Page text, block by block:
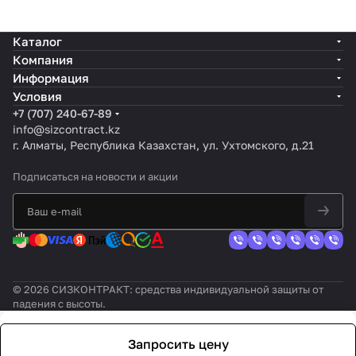
Запросить цену
Каталог
Компания
Информация
Условия
+7 (707) 240-67-89
info@sizcontract.kz
г. Алматы, Республика Казахстан, ул. Ухтомского, д.21
Подписаться на новости и акции
© 2026 СИЗКОНТРАКТ: средства индивидуальной защиты от
падения с высоты.